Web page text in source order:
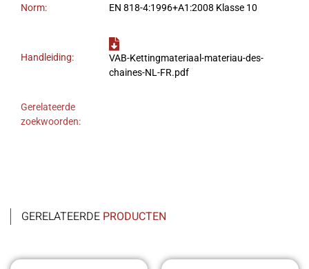
Norm: EN 818-4:1996+A1:2008 Klasse 10
Handleiding:
VAB-Kettingmateriaal-materiau-des-
chaines-NL-FR.pdf
Gerelateerde
zoekwoorden:
GERELATEERDE PRODUCTEN